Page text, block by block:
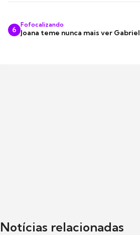
6
Fofocalizando
Joana teme nunca mais ver Gabriel
Notícias relacionadas